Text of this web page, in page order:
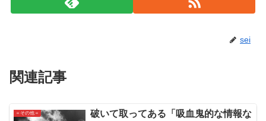
sei
関連記事
＝その他＝
破いて取ってある「吸血鬼的な情報な